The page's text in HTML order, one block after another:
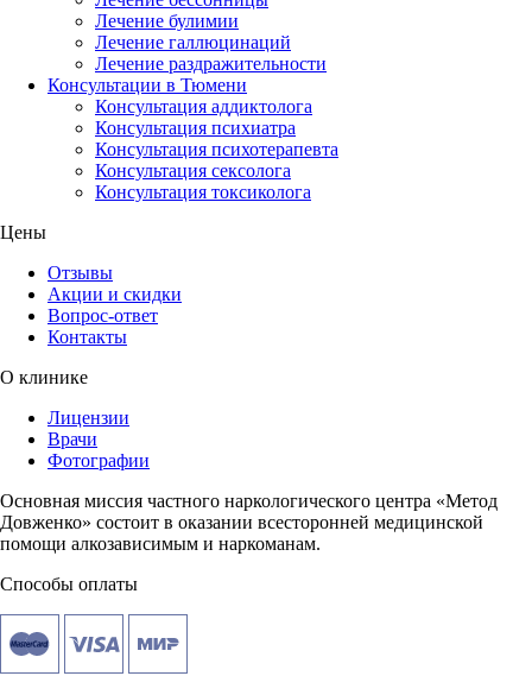
Лечение булимии
Лечение галлюцинаций
Лечение раздражительности
Консультации в Тюмени
Консультация аддиктолога
Консультация психиатра
Консультация психотерапевта
Консультация сексолога
Консультация токсиколога
Цены
Отзывы
Акции и скидки
Вопрос-ответ
Контакты
О клинике
Лицензии
Врачи
Фотографии
Основная миссия частного наркологического центра «Метод
Довженко» состоит в оказании всесторонней медицинской
помощи алкозависимым и наркоманам.
Способы оплаты